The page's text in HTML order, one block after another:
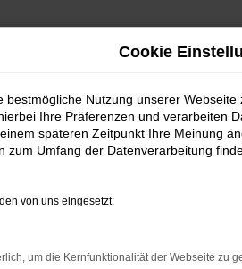
Cookie
bestmögliche Nutzung unserer
Ihre Präferenzen und verarbeiten
späteren Zeitpunkt Ihre Meinung
zum Umfang der Datenverarbeitung
von uns eingesetzt:
um die Kernfunktionalität der Webseite zu